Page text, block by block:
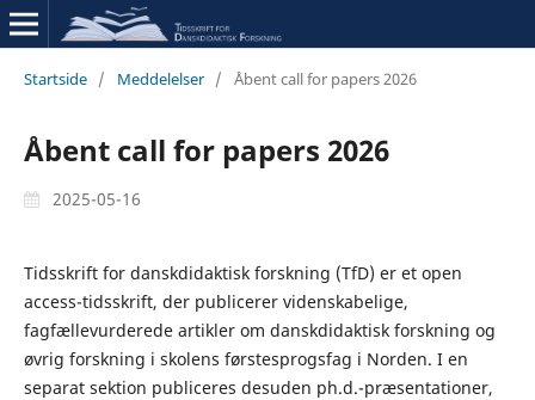
Startside / Meddelelser / Åbent call for papers 2026
Åbent call for papers 2026
2025-05-16
Tidsskrift for danskdidaktisk forskning (TfD) er et open
access-tidsskrift, der publicerer videnskabelige,
fagfællevurderede artikler om danskdidaktisk forskning og
øvrig forskning i skolens førstesprogsfag i Norden. I en
separat sektion publiceres desuden ph.d.-præsentationer,